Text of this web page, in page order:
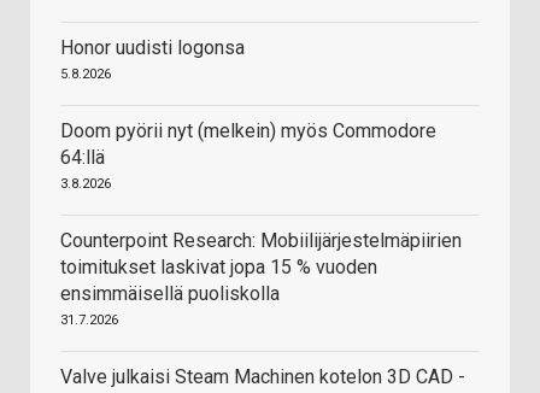
Honor uudisti logonsa
5.8.2026
Doom pyörii nyt (melkein) myös Commodore
64:llä
3.8.2026
Counterpoint Research: Mobiilijärjestelmäpiirien
toimitukset laskivat jopa 15 % vuoden
ensimmäisellä puoliskolla
31.7.2026
Valve julkaisi Steam Machinen kotelon 3D CAD -